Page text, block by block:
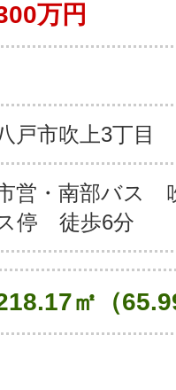
万円
戸市吹上3丁目
営・南部バス
停 徒歩6分
㎡（